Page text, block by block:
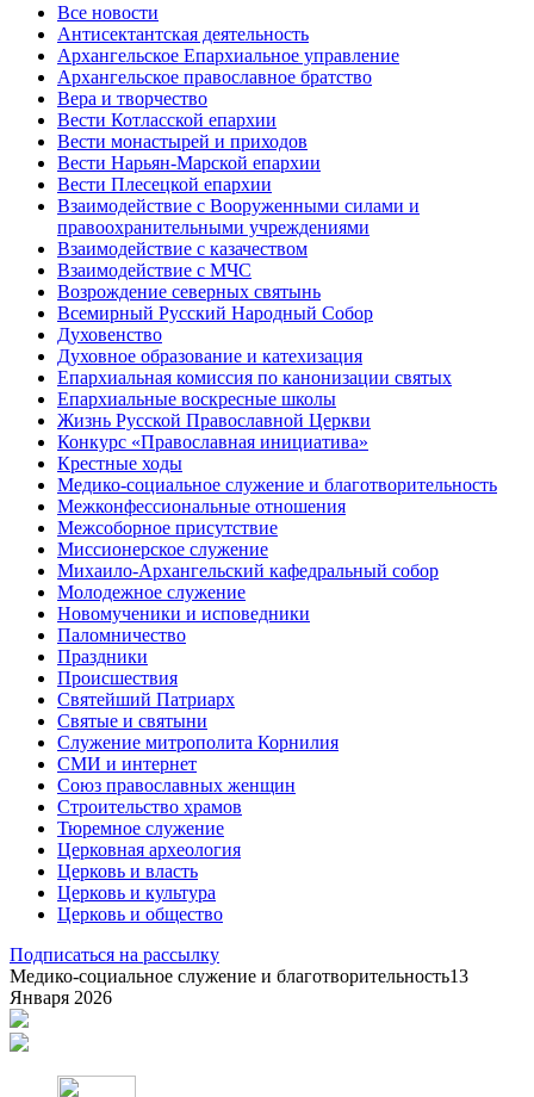
Все новости
Антисектантская деятельность
Архангельское Епархиальное управление
Архангельское православное братство
Вера и творчество
Вести Котласской епархии
Вести монастырей и приходов
Вести Нарьян-Марской епархии
Вести Плесецкой епархии
Взаимодействие с Вооруженными силами и
правоохранительными учреждениями
Взаимодействие с казачеством
Взаимодействие с МЧС
Возрождение северных святынь
Всемирный Русский Народный Собор
Духовенство
Духовное образование и катехизация
Епархиальная комиссия по канонизации святых
Епархиальные воскресные школы
Жизнь Русской Православной Церкви
Конкурс «Православная инициатива»
Крестные ходы
Медико-социальное служение и благотворительность
Межконфессиональные отношения
Межсоборное присутствие
Миссионерское служение
Михаило-Архангельский кафедральный собор
Молодежное служение
Новомученики и исповедники
Паломничество
Праздники
Происшествия
Святейший Патриарх
Святые и святыни
Служение митрополита Корнилия
СМИ и интернет
Союз православных женщин
Строительство храмов
Тюремное служение
Церковная археология
Церковь и власть
Церковь и культура
Церковь и общество
Подписаться на рассылку
Медико-социальное служение и благотворительность13
Января 2026